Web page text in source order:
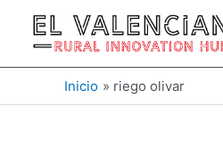
contenido
Inicio riego olivar